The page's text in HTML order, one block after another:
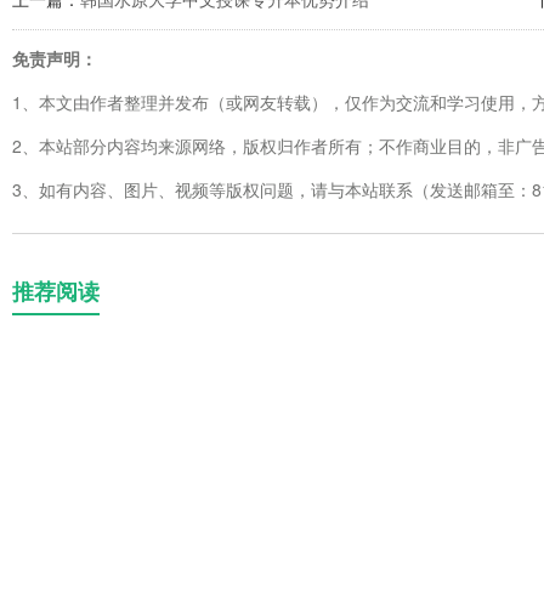
免责声明：
1、本文由作者整理并发布（或网友转载），仅作为交流和学习使用
2、本站部分内容均来源网络，版权归作者所有；不作商业目的，非广
3、如有内容、图片、视频等版权问题，请与本站联系（发送邮箱至
推荐阅读